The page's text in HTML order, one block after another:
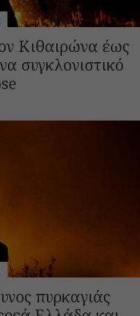
Κιθαιρώνα έως
συγκλονιστικό
πυρκαγιάς